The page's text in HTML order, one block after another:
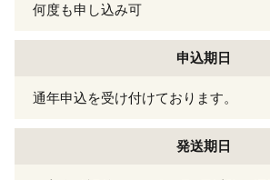
何度も申し込み可
申込期日
通年申込を受け付けております。
発送期日